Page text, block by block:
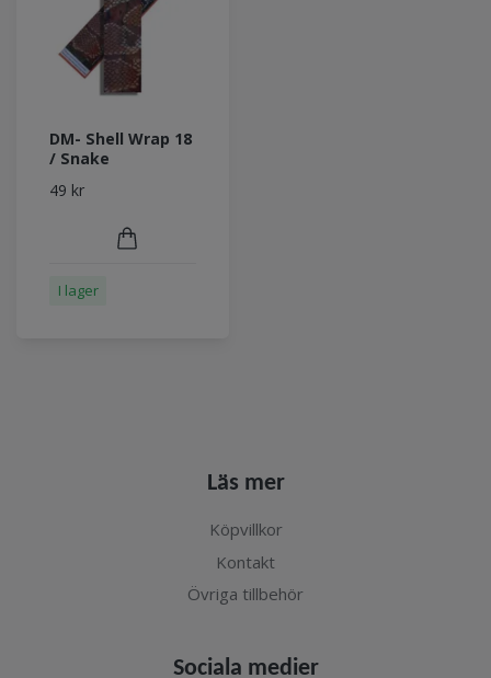
DM- Shell Wrap 18
/ Snake
49 kr
I lager
Läs mer
Köpvillkor
Kontakt
Övriga tillbehör
Sociala medier